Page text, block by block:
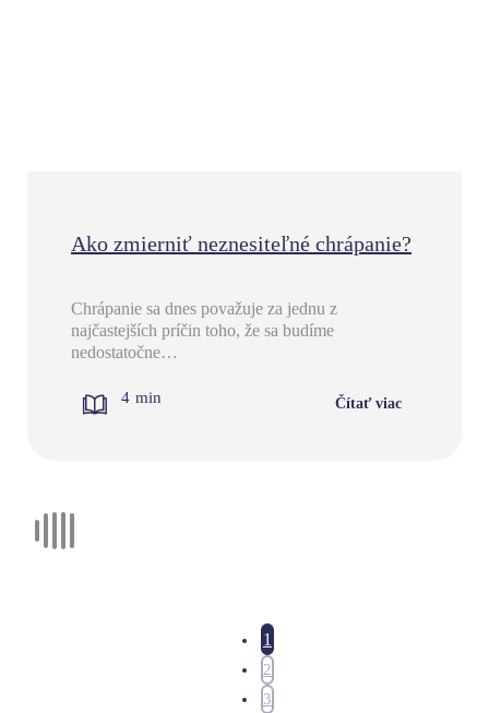
Ako zmierniť neznesiteľné chrápanie?
Chrápanie sa dnes považuje za jednu z
najčastejších príčin toho, že sa budíme
nedostatočne…
4 min Čítať viac
1
2
3